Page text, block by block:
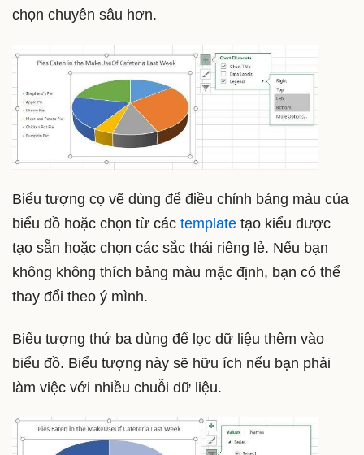
chọn chuyên sâu hơn.
Biểu tượng cọ vẽ dùng để điều chỉnh bảng màu của
biểu đồ hoặc chọn từ các template tạo kiểu được
tạo sẵn hoặc chọn các sắc thái riêng lẻ. Nếu bạn
không không thích bảng màu mặc định, bạn có thể
thay đổi theo ý mình.
Biểu tượng thứ ba dùng để lọc dữ liệu thêm vào
biểu đồ. Biểu tượng này sẽ hữu ích nếu bạn phải
làm việc với nhiều chuỗi dữ liệu.